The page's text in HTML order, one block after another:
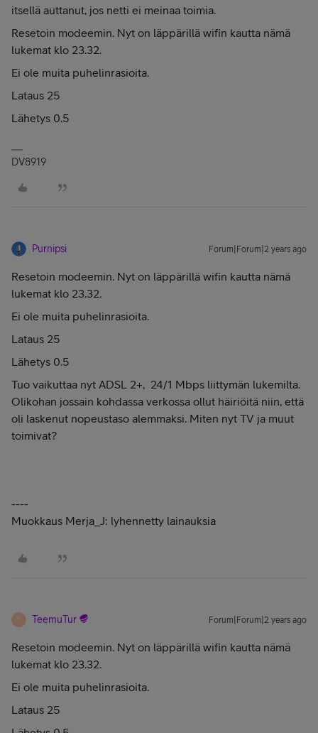
itsellä auttanut, jos netti ei meinaa toimia.
Resetoin modeemin. Nyt on läppärillä wifin kautta nämä
lukemat klo 23.32.
Ei ole muita puhelinrasioita.
Lataus 25
Lähetys 0.5
DV8919
Purnipsi Forum|Forum|2 years ago
Resetoin modeemin. Nyt on läppärillä wifin kautta nämä
lukemat klo 23.32.
Ei ole muita puhelinrasioita.
Lataus 25
Lähetys 0.5
Tuo vaikuttaa nyt ADSL 2+, 24/1 Mbps liittymän lukemilta.
Olikohan jossain kohdassa verkossa ollut häiriöitä niin, että
oli laskenut nopeustaso alemmaksi. Miten nyt TV ja muut
toimivat?
----
Muokkaus Merja_J: lyhennetty lainauksia
T TeemuTur Forum|Forum|2 years ago
Resetoin modeemin. Nyt on läppärillä wifin kautta nämä
lukemat klo 23.32.
Ei ole muita puhelinrasioita.
Lataus 25